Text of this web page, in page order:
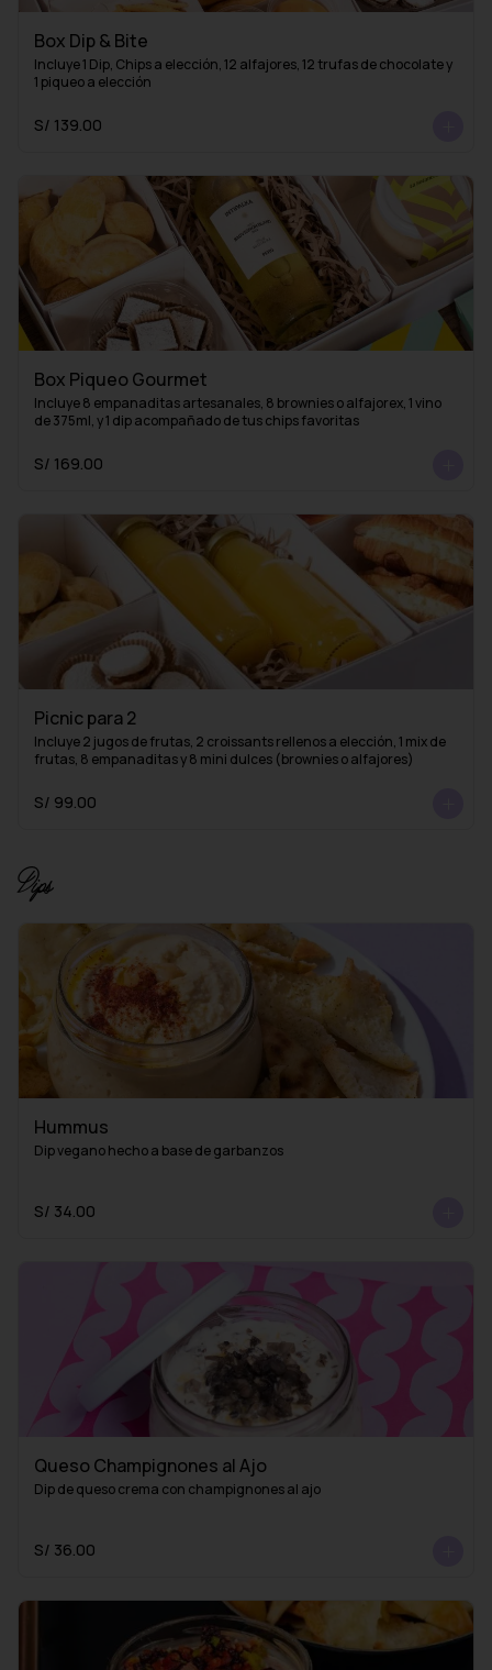
Box Dip & Bite
Incluye 1 Dip, Chips a elección, 12 alfajores, 12 trufas de chocolate y
1 piqueo a elección
S/ 139.00
Box Piqueo Gourmet
Incluye 8 empanaditas artesanales, 8 brownies o alfajorex, 1 vino
de 375ml, y 1 dip acompañado de tus chips favoritas
S/ 169.00
Picnic para 2
Incluye 2 jugos de frutas, 2 croissants rellenos a elección, 1 mix de
frutas, 8 empanaditas y 8 mini dulces (brownies o alfajores)
S/ 99.00
Dips
Hummus
Dip vegano hecho a base de garbanzos
S/ 34.00
Queso Champignones al Ajo
Dip de queso crema con champignones al ajo
S/ 36.00